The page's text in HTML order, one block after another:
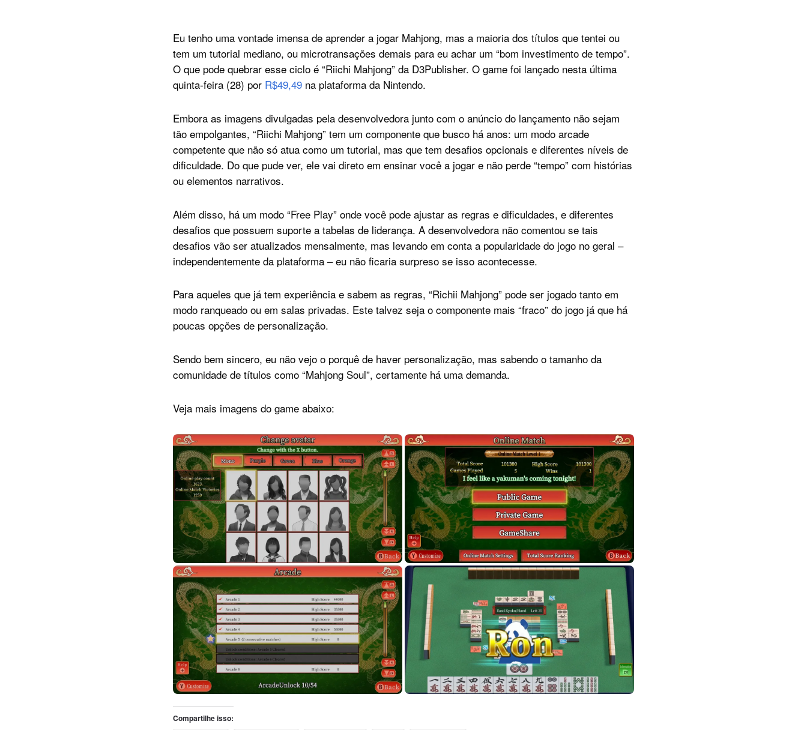
Eu tenho uma vontade imensa de aprender a jogar Mahjong, mas a maioria dos títulos que tentei ou
tem um tutorial mediano, ou microtransações demais para eu achar um “bom investimento de tempo”.
O que pode quebrar esse ciclo é “Riichi Mahjong” da D3Publisher. O game foi lançado nesta última
quinta-feira (28) por R$49,49 na plataforma da Nintendo.
Embora as imagens divulgadas pela desenvolvedora junto com o anúncio do lançamento não sejam
tão empolgantes, “Riichi Mahjong” tem um componente que busco há anos: um modo arcade
competente que não só atua como um tutorial, mas que tem desafios opcionais e diferentes níveis de
dificuldade. Do que pude ver, ele vai direto em ensinar você a jogar e não perde “tempo” com histórias
ou elementos narrativos.
Além disso, há um modo “Free Play” onde você pode ajustar as regras e dificuldades, e diferentes
desafios que possuem suporte a tabelas de liderança. A desenvolvedora não comentou se tais
desafios vão ser atualizados mensalmente, mas levando em conta a popularidade do jogo no geral –
independentemente da plataforma – eu não ficaria surpreso se isso acontecesse.
Para aqueles que já tem experiência e sabem as regras, “Richii Mahjong” pode ser jogado tanto em
modo ranqueado ou em salas privadas. Este talvez seja o componente mais “fraco” do jogo já que há
poucas opções de personalização.
Sendo bem sincero, eu não vejo o porquê de haver personalização, mas sabendo o tamanho da
comunidade de títulos como “Mahjong Soul”, certamente há uma demanda.
Veja mais imagens do game abaixo:
Compartilhe isso: